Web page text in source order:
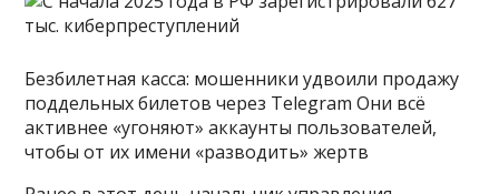
Безбилетная касса: мошенники удвоили продажу
поддельных билетов через Telegram Они всё
активнее «угоняют» аккаунты пользователей,
чтобы от их имени «разводить» жертв